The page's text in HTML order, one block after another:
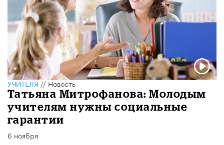
УЧИТЕЛЯ//Новость
Татьяна Митрофанова: Молодым
учителям нужны социальные
гарантии
6 ноября